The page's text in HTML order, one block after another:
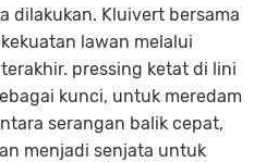
dilakukan. Kluivert bersama
lawan melalui
pressing ketat di lini
kunci, untuk meredam
serangan balik cepat,
menjadi senjata untuk